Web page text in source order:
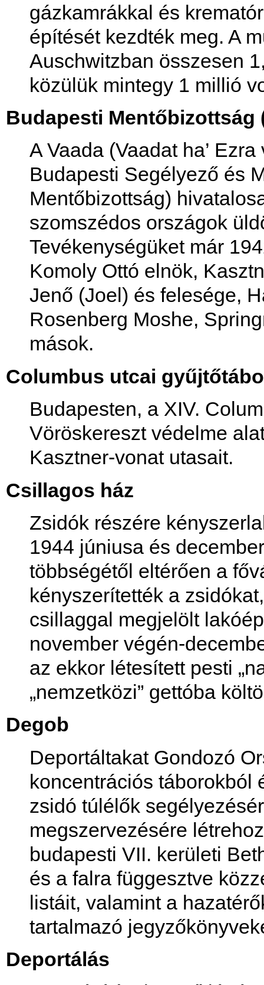
gázkamrákkal és
építését kezdték meg. A
Auschwitzban összesen
közülük mintegy 1 millió
Budapesti Mentőbizottság
A Vaada (Vaadat ha’
Budapesti Segélyező és
Mentőbizottság)
szomszédos országok
Tevékenységüket már
Komoly Ottó elnök,
Jenő (Joel) és felesége,
Rosenberg Moshe,
mások.
Columbus utcai
Budapesten, a XIV.
Vöröskereszt védelme
Kasztner-vonat utasait.
Csillagos ház
Zsidók részére
1944 júniusa és
többségétől eltérően a
kényszerítették a
csillaggal megjelölt
november végén-
az ekkor létesített pesti
„nemzetközi” gettóba
Degob
Deportáltakat Gondozó
koncentrációs táborokból
zsidó túlélők
megszervezésére
budapesti VII. kerületi
és a falra függesztve
listáit, valamint a
tartalmazó
Deportálás